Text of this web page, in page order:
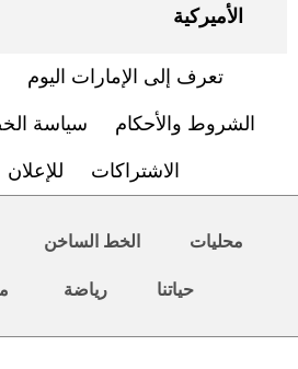
الأميركية
تعرف إلى الإمارات اليوم
الشروط والأحكام سياسة
الاشتراكات للإعلان
محليات الخط الساخن
حياتنا رياضة